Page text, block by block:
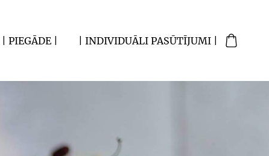
| PIEGĀDE | | INDIVIDUĀLI PASŪTĪJUMI |